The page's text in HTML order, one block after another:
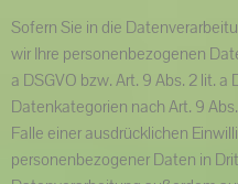
Sofern Sie in die
wir Ihre personenbezogenen
a DSGVO bzw. Art. 9 Abs. 2 lit.
Datenkategorien nach Art. 9
Falle einer ausdrücklichen
personenbezogener Daten in